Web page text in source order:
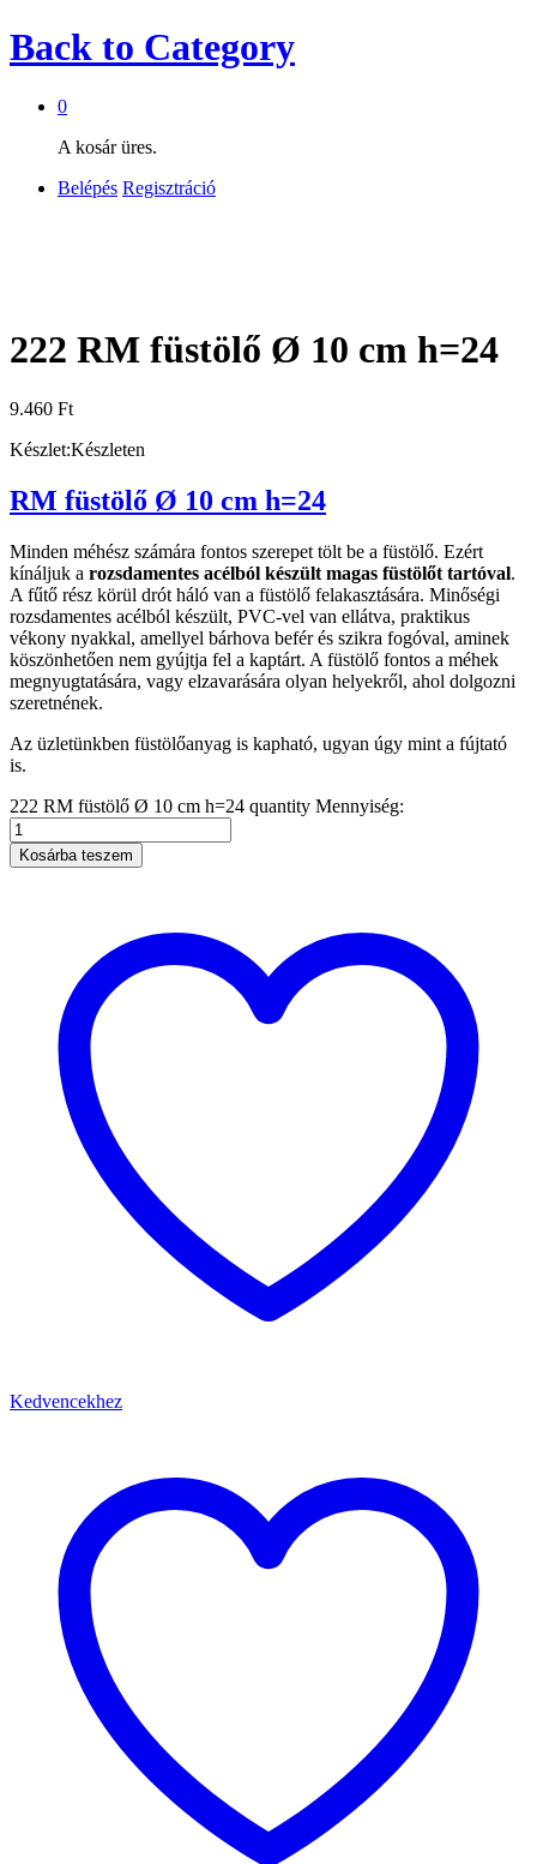
Back to Category
0
A kosár üres.
Belépés Regisztráció
222 RM füstölő Ø 10 cm h=24
9.460 Ft
Készlet:Készleten
RM füstölő Ø 10 cm h=24
Minden méhész számára fontos szerepet tölt be a füstölő. Ezért
kínáljuk a rozsdamentes acélból készült magas füstölőt tartóval.
A fűtő rész körül drót háló van a füstölő felakasztására. Minőségi
rozsdamentes acélból készült, PVC-vel van ellátva, praktikus
vékony nyakkal, amellyel bárhova befér és szikra fogóval, aminek
köszönhetően nem gyújtja fel a kaptárt. A füstölő fontos a méhek
megnyugtatására, vagy elzavarására olyan helyekről, ahol dolgozni
szeretnének.
Az üzletünkben füstölőanyag is kapható, ugyan úgy mint a fújtató
is.
222 RM füstölő Ø 10 cm h=24 quantity Mennyiség:
Kosárba teszem
Kedvencekhez